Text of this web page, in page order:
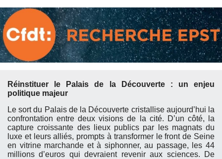
Réinstituer le Palais de la Découverte : un enjeu
politique majeur
Le sort du Palais de la Découverte cristallise aujourd’hui la
confrontation entre deux visions de la cité. D’un côté, la
capture croissante des lieux publics par les magnats du
luxe et leurs alliés, prompts à transformer le front de Seine
en vitrine marchande et à siphonner, au passage, les 44
millions d’euros qui devraient revenir aux sciences. De